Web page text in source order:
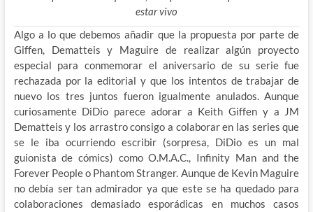
estar vivo
Algo a lo que debemos añadir que la propuesta por parte de
Giffen, Dematteis y Maguire de realizar algún proyecto
especial para conmemorar el aniversario de su serie fue
rechazada por la editorial y que los intentos de trabajar de
nuevo los tres juntos fueron igualmente anulados. Aunque
curiosamente DiDio parece adorar a Keith Giffen y a JM
Dematteis y los arrastro consigo a colaborar en las series que
se le iba ocurriendo escribir (sorpresa, DiDio es un mal
guionista de cómics) como O.M.A.C., Infinity Man and the
Forever People o Phantom Stranger. Aunque de Kevin Maguire
no debía ser tan admirador ya que este se ha quedado para
colaboraciones demasiado esporádicas en muchos casos